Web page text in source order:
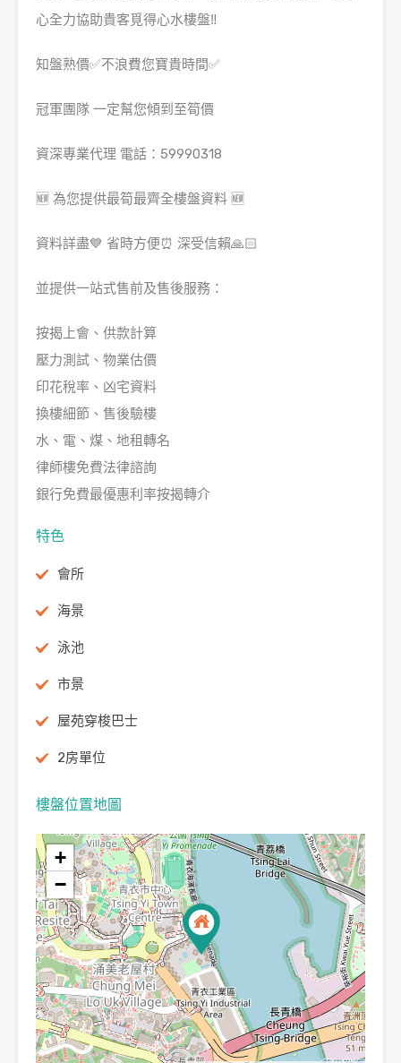
心全力協助貴客覓得心水樓盤‼️
知盤熟價✅不浪費您寶貴時間✅
冠軍團隊 一定幫您傾到至筍價
資深專業代理 電話：59990318
🆕 為您提供最筍最齊全樓盤資料 🆕
資料詳盡💙 省時方便⏰ 深受信賴🙏🏻
並提供一站式售前及售後服務：
按揭上會、供款計算
壓力測試、物業估價
印花稅率、凶宅資料
換樓細節、售後驗樓
水、電、煤、地租轉名
律師樓免費法律諮詢
銀行免費最優惠利率按揭轉介
特色
會所
海景
泳池
市景
屋苑穿梭巴士
2房單位
樓盤位置地圖
+
−